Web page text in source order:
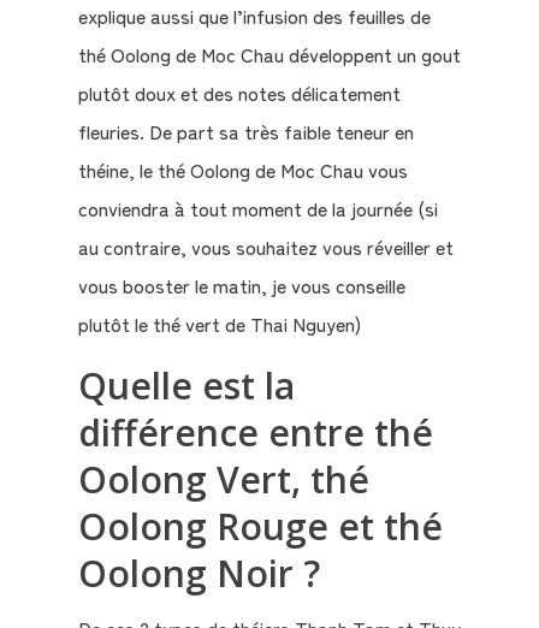
Mon
Panier
explique aussi que l’infusion des feuilles de
thé Oolong de Moc Chau développent un gout
plutôt doux et des notes délicatement
fleuries. De part sa très faible teneur en
théine, le thé Oolong de Moc Chau vous
conviendra à tout moment de la journée (si
au contraire, vous souhaitez vous réveiller et
vous booster le matin, je vous conseille
plutôt le thé vert de Thai Nguyen)
Quelle est la
différence entre thé
Oolong Vert, thé
Oolong Rouge et thé
Oolong Noir ?